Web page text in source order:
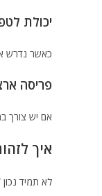
יכולת
כאשר נדרש
פריסה
אם יש צורך
איך
לא תמיד